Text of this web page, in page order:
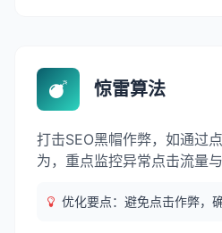
惊雷算法
打击SEO黑帽作弊，如通过
为，重点监控异常点击流量与
优化要点：避免点击作弊，